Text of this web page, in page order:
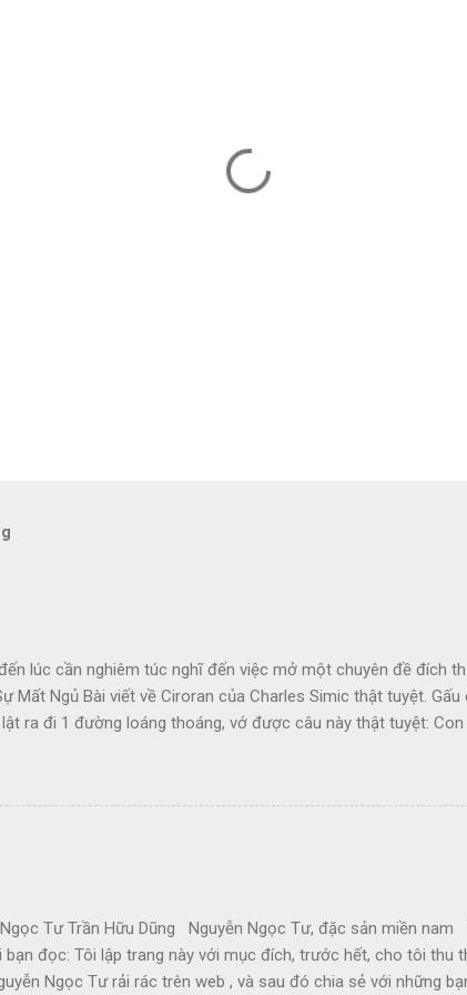
lúc cần nghiêm túc nghĩ đến việc mở một chuyên đề đích
Mất Ngủ Bài viết về Ciroran của Charles Simic thật tuyệt.
ra đi 1 đường loáng thoáng, vớ được câu này thật tuyệt:
cuộc chiến hành, không làm sao dám bỏ chạy, đúng là tâm
ngày Mậu Thân căng thẳng, Đại Học đóng cửa, cô bạn về
bàng hoàng khi cận kề cái chết theo từng cơn hấp hối của
Tư Trần Hữu Dũng Nguyễn Ngọc Tư, đặc sản miền nam
bạn đọc: Tôi lập trang này với mục đích, trước hết, cho tôi thu
Ngọc Tư rải rác trên web , và sau đó chia sẻ với những